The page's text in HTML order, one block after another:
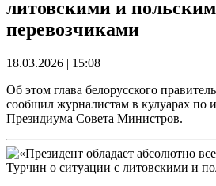
литовскими и
перевозчиками
18.03.2026 | 15:08
Об этом глава белорусского
сообщил журналистам в кулуарах по
Президиума Совета Министров.